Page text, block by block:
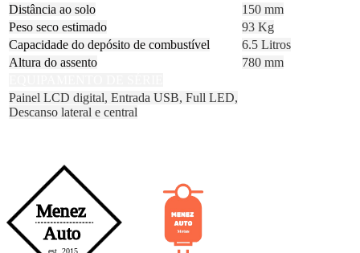
Distância ao solo
150 mm
Peso seco estimado
93 Kg
Capacidade do depósito de combustível
6.5 Litros
Altura do assento
780 mm
Painel LCD digital, Entrada USB, Full LED,
Descanso lateral e central